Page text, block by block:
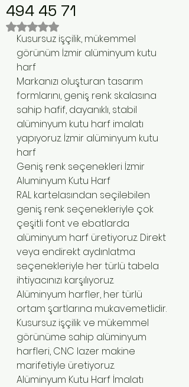
494 45 71
5 üzerinden NaN yıldız
Kusursuz işçilik, mükemmel
görünüm İzmir alüminyum kutu
harf
Markanızı oluşturan tasarım
formlarını, geniş renk skalasına
sahip hafif, dayanıklı, stabil
alüminyum kutu harf imalatı
yapıyoruz. İzmir alüminyum kutu
harf
Geniş renk seçenekleri İzmir
Aluminyum Kutu Harf
RAL kartelasından seçilebilen
geniş renk seçenekleriyle çok
çeşitli font ve ebatlarda
alüminyum harf üretiyoruz. Direkt
veya endirekt aydınlatma
seçenekleriyle her türlü tabela
ihtiyacınızı karşılıyoruz.
Alüminyum harfler, her türlü
ortam şartlarına mukavemetlidir.
Kusursuz işçilik ve mükemmel
görünüme sahip alüminyum
harfleri, CNC lazer makine
marifetiyle üretiyoruz.
Alüminyum Kutu Harf İmalatı